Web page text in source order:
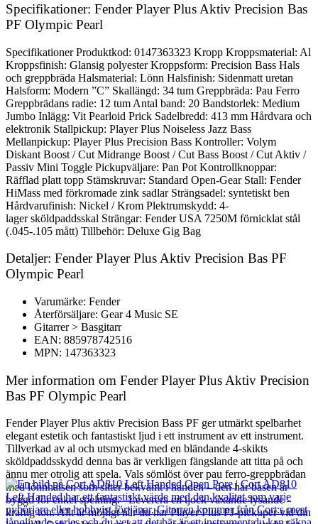
Specifikationer: Fender Player Plus Aktiv Precision Bas
PF Olympic Pearl
Specifikationer Produktkod: 0147363323 Kropp Kroppsmaterial: Al
Kroppsfinish: Glansig polyester Kroppsform: Precision Bass Hals
och greppbräda Halsmaterial: Lönn Halsfinish: Sidenmatt uretan
Halsform: Modern ”C” Skallängd: 34 tum Greppbräda: Pau Ferro
Greppbrädans radie: 12 tum Antal band: 20 Bandstorlek: Medium
Jumbo Inlägg: Vit Pearloid Prick Sadelbredd: 413 mm Hårdvara och
elektronik Stallpickup: Player Plus Noiseless Jazz Bass
Mellanpickup: Player Plus Precision Bass Kontroller: Volym
Diskant Boost / Cut Midrange Boost / Cut Bass Boost / Cut Aktiv /
Passiv Mini Toggle Pickupväljare: Pan Pot Kontrollknoppar:
Räfflad platt topp Stämskruvar: Standard Open-Gear Stall: Fender
HiMass med förkromade zink sadlar Strängsadel: syntetiskt ben
Hårdvarufinish: Nickel / Krom Plektrumskydd: 4-
lager sköldpaddsskal Strängar: Fender USA 7250M förnicklat stål
(.045-.105 mått) Tillbehör: Deluxe Gig Bag
Detaljer: Fender Player Plus Aktiv Precision Bas PF
Olympic Pearl
Varumärke: Fender
Återförsäljare: Gear 4 Music SE
Gitarrer > Basgitarr
EAN: 885978742516
MPN: 147363323
Mer information om Fender Player Plus Aktiv Precision
Bas PF Olympic Pearl
Fender Player Plus aktiv Precision Bass PF ger utmärkt spelbarhet
elegant estetik och fantastiskt ljud i ett instrument av ett instrument.
Tillverkad av al och utsmyckad med en bländande 4-skikts
sköldpaddsskydd denna bas är verkligen fängslande att titta på och
ännu mer otrolig att spela. Vals sömlöst över pau ferro-greppbrädan
med lönnhalsen som sitter bekvämt i handen – den här basen är
byggd för enkel spelning. Leverera en tjock växande lysande
kraftig ton. Allt är möjligt när du har Player Plus PJ-pickuper vid din